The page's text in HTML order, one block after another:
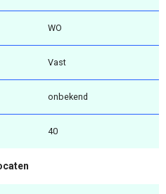
WO
Vast
onbekend
40